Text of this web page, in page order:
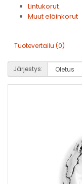
Lintukorut
Muut eläinkorut
Tuotevertailu (0)
Järjestys: